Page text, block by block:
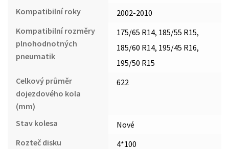
Kompatibilní roky
2002-2010
Kompatibilní rozměry
plnohodnotných
pneumatik
175/65 R14, 185/55 R15,
185/60 R14, 195/45 R16,
195/50 R15
Celkový průměr
dojezdového kola
(mm)
622
Stav kolesa
Nové
Rozteč disku
4*100